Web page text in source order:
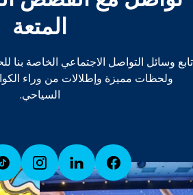
المتعة
تابع وسائل التواصل الاجتماعي الخاصة
ولحظات مميزة وإطلالات من وراء
السياحي.